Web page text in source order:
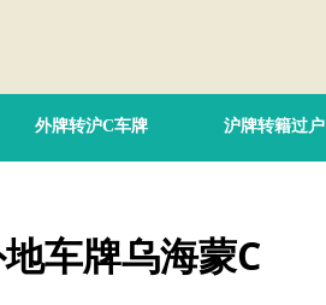
外牌转沪C车牌 沪牌转籍过户
车牌乌海蒙C